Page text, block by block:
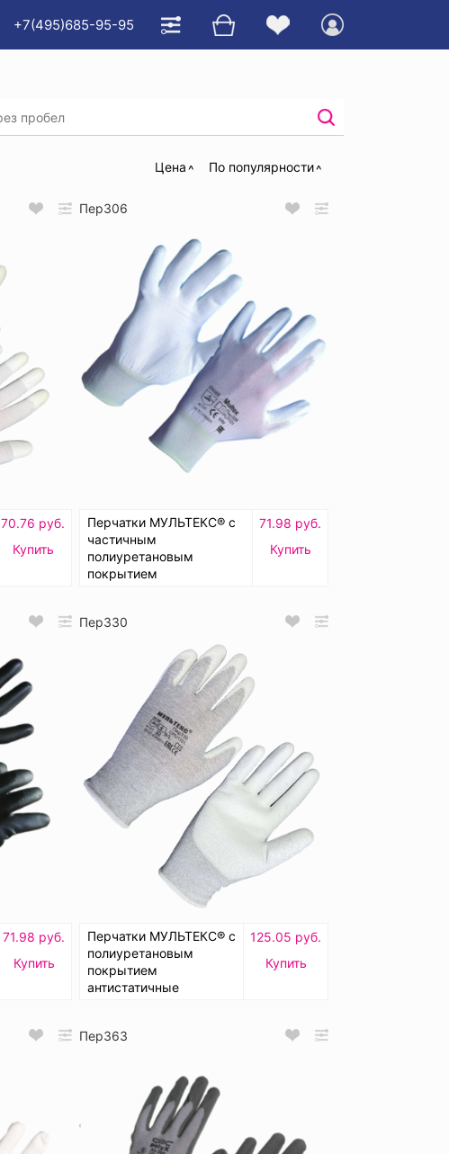
+7(495)685-95-95
Цена По популярности
70.76 руб.
Купить
Пер306
Перчатки МУЛЬТЕКС® с
частичным
полиуретановым
покрытием
71.98 руб.
Купить
71.98 руб.
Купить
Пер330
Перчатки МУЛЬТЕКС® с
полиуретановым
покрытием
антистатичные
125.05 руб.
Купить
Пер363